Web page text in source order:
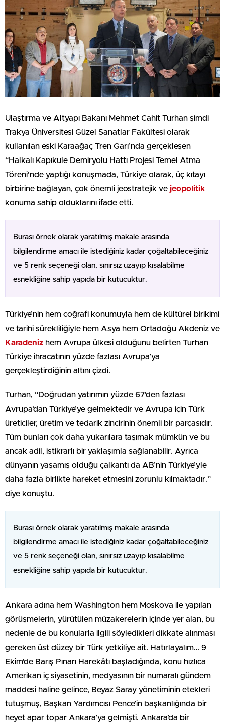
Ulaştırma ve Altyapı Bakanı Mehmet Cahit Turhan şimdi
Trakya Üniversitesi Güzel Sanatlar Fakültesi olarak
kullanılan eski Karaağaç Tren Garı’nda gerçekleşen
“Halkalı Kapıkule Demiryolu Hattı Projesi Temel Atma
Töreni’nde yaptığı konuşmada, Türkiye olarak, üç kıtayı
birbirine bağlayan, çok önemli jeostratejik ve jeopolitik
konuma sahip olduklarını ifade etti.
Burası örnek olarak yaratılmış makale arasında
bilgilendirme amacı ile istediğiniz kadar çoğaltabileceğiniz
ve 5 renk seçeneği olan, sınırsız uzayıp kısalabilme
esnekliğine sahip yapıda bir kutucuktur.
Türkiye’nin hem coğrafi konumuyla hem de kültürel birikimi
ve tarihi sürekliliğiyle hem Asya hem Ortadoğu Akdeniz ve
Karadeniz hem Avrupa ülkesi olduğunu belirten Turhan
Türkiye ihracatının yüzde fazlası Avrupa’ya
gerçekleştirdiğinin altını çizdi.
Turhan, “Doğrudan yatırımın yüzde 67’den fazlası
Avrupa’dan Türkiye’ye gelmektedir ve Avrupa için Türk
üreticiler, üretim ve tedarik zincirinin önemli bir parçasıdır.
Tüm bunları çok daha yukarılara taşımak mümkün ve bu
ancak adil, istikrarlı bir yaklaşımla sağlanabilir. Ayrıca
dünyanın yaşamış olduğu çalkantı da AB’nin Türkiye’yle
daha fazla birlikte hareket etmesini zorunlu kılmaktadır.”
diye konuştu.
Burası örnek olarak yaratılmış makale arasında
bilgilendirme amacı ile istediğiniz kadar çoğaltabileceğiniz
ve 5 renk seçeneği olan, sınırsız uzayıp kısalabilme
esnekliğine sahip yapıda bir kutucuktur.
Ankara adına hem Washington hem Moskova ile yapılan
görüşmelerin, yürütülen müzakerelerin içinde yer alan, bu
nedenle de bu konularla ilgili söyledikleri dikkate alınması
gereken üst düzey bir Türk yetkiliye ait. Hatırlayalım… 9
Ekim’de Barış Pınarı Harekâtı başladığında, konu hızlıca
Amerikan iç siyasetinin, medyasının bir numaralı gündem
maddesi haline gelince, Beyaz Saray yönetiminin etekleri
tutuşmuş, Başkan Yardımcısı Pence’in başkanlığında bir
heyet apar topar Ankara’ya gelmişti. Ankara’da bir